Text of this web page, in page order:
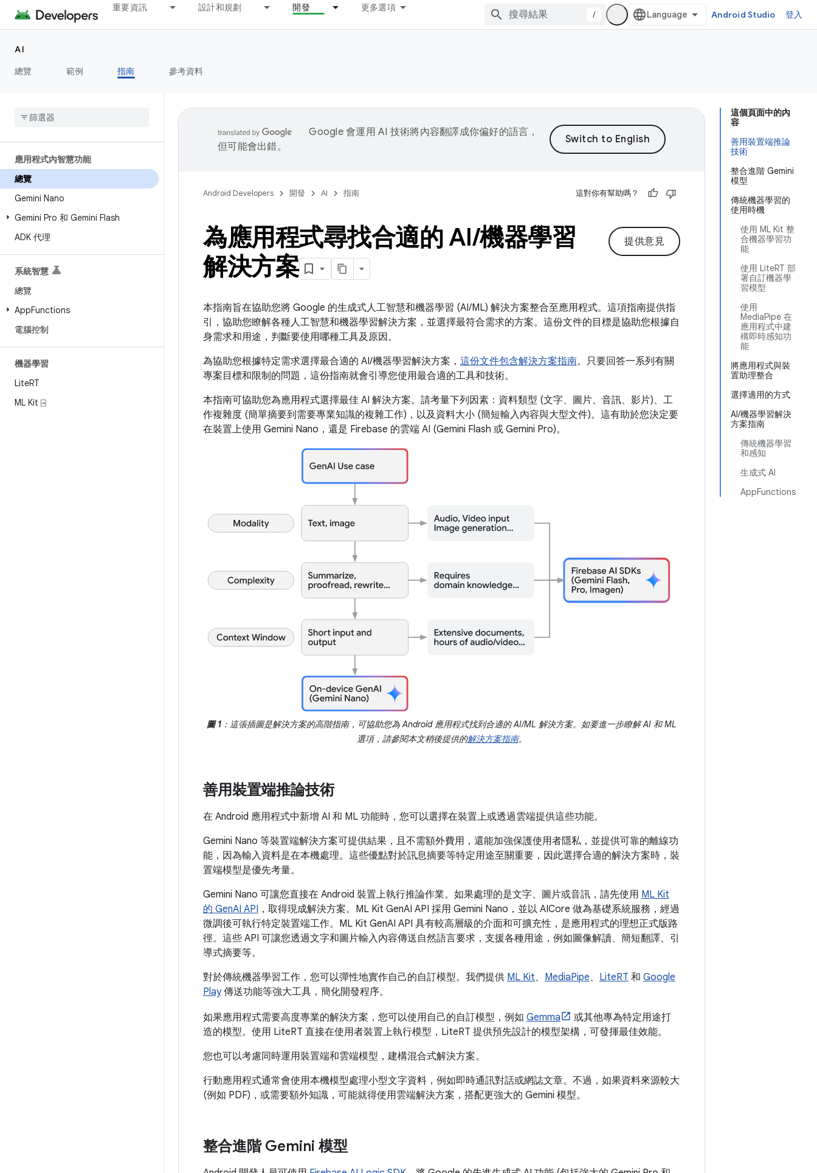
重要資訊 設計和規劃 開發 更多選項
/ Android Studio 登入
AI
總覽
範例 指南 參考資料
應用程式內智慧功能
總覽
Gemini Nano
Gemini Pro 和 Gemini Flash
ADK 代理
系統智慧
總覽
AppFunctions
電腦控制
機器學習
LiteRT
ML Kit ⍈
這個頁面中的內
容
善用裝置端推論
技術
整合進階 Gemini
模型
傳統機器學習的
使用時機
使用 ML Kit 整
合機器學習功
能
使用 LiteRT 部
署自訂機器學
習模型
使用
MediaPipe 在
應用程式中建
構即時感知功
能
將應用程式與裝
置助理整合
選擇適用的方式
AI/機器學習解決
方案指南
傳統機器學習
和感知
生成式 AI
AppFunctions
Google 會運用 AI 技術將內容翻譯成你偏好的語言，
但可能會出錯。
Android Developers 開發 AI 指南 這對你有幫助嗎？
提供意見
為應用程式尋找合適的 AI/機器學習
解決方案
本指南旨在協助您將 Google 的生成式人工智慧和機器學習 (AI/ML) 解決方案整合至應用程式。這項指南提供指
引，協助您瞭解各種人工智慧和機器學習解決方案，並選擇最符合需求的方案。這份文件的目標是協助您根據自
身需求和用途，判斷要使用哪種工具及原因。
為協助您根據特定需求選擇最合適的 AI/機器學習解決方案， 這份文件包含解決方案指南。只要回答一系列有關
專案目標和限制的問題，這份指南就會引導您使用最合適的工具和技術。
本指南可協助您為應用程式選擇最佳 AI 解決方案。請考量下列因素：資料類型 (文字、圖片、音訊、影片)、工
作複雜度 (簡單摘要到需要專業知識的複雜工作)，以及資料大小 (簡短輸入內容與大型文件)。這有助於您決定要
在裝置上使用 Gemini Nano，還是 Firebase 的雲端 AI (Gemini Flash 或 Gemini Pro)。
圖 1 ：這張插圖是解決方案的高階指南，可協助您為 Android 應用程式找到合適的 AI/ML 解決方案。如要進一步瞭解 AI 和 ML
選項，請參閱本文稍後提供的解決方案指南。
善用裝置端推論技術
在 Android 應用程式中新增 AI 和 ML 功能時，您可以選擇在裝置上或透過雲端提供這些功能。
Gemini Nano 等裝置端解決方案可提供結果，且不需額外費用，還能加強保護使用者隱私，並提供可靠的離線功
能，因為輸入資料是在本機處理。這些優點對於訊息摘要等特定用途至關重要，因此選擇合適的解決方案時，裝
置端模型是優先考量。
Gemini Nano 可讓您直接在 Android 裝置上執行推論作業。如果處理的是文字、圖片或音訊，請先使用 ML Kit
的 GenAI API ，取得現成解決方案。ML Kit GenAI API 採用 Gemini Nano，並以 AICore 做為基礎系統服務，經過
微調後可執行特定裝置端工作。ML Kit GenAI API 具有較高層級的介面和可擴充性，是應用程式的理想正式版路
徑。這些 API 可讓您透過文字和圖片輸入內容傳送自然語言要求，支援各種用途，例如圖像解讀、簡短翻譯、引
導式摘要等。
對於傳統機器學習工作，您可以彈性地實作自己的自訂模型。我們提供 ML Kit、 MediaPipe、 LiteRT 和 Google
Play傳送功能等強大工具，簡化開發程序。
如果應用程式需要高度專業的解決方案，您可以使用自己的自訂模型，例如 Gemma
或其他專為特定用途打
造的模型。使用 LiteRT 直接在使用者裝置上執行模型，LiteRT 提供預先設計的模型架構，可發揮最佳效能。
您也可以考慮同時運用裝置端和雲端模型，建構混合式解決方案。
行動應用程式通常會使用本機模型處理小型文字資料，例如即時通訊對話或網誌文章。不過，如果資料來源較大
(例如 PDF)，或需要額外知識，可能就得使用雲端解決方案，搭配更強大的 Gemini 模型。
整合進階 Gemini 模型